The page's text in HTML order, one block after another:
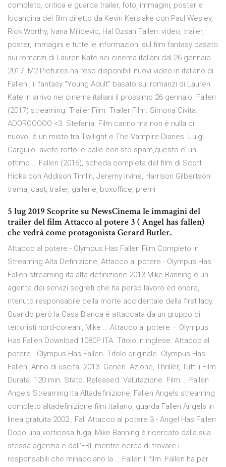
completo, critica e guarda trailer, foto, immagini, poster e
locandina del film diretto da Kevin Kerslake con Paul Wesley,
Rick Worthy, Ivana Milicevic, Hal Ozsan Fallen: video, trailer,
poster, immagini e tutte le informazioni sul film fantasy basato
sui romanzi di Lauren Kate nei cinema italiani dal 26 gennaio
2017. M2 Pictures ha reso disponibili nuovi video in italiano di
Fallen , il fantasy "Young Adult" basato sui romanzi di Lauren
Kate in arrivo nei cinema italiani il prossimo 26 gennaio. Fallen
(2017) streaming. Trailer Film. Trailer Film. Simona Civita.
ADOROOOOO <3. Stefania. Film carino ma non è nulla di
nuovo..è un misto tra Twilight e The Vampire Diaries. Luigi
Gargiulo. avete rotto le palle con sto spam,questo e’ un
ottimo … Fallen (2016), scheda completa del film di Scott
Hicks con Addison Timlin, Jeremy Irvine, Harrison Gilbertson:
trama, cast, trailer, gallerie, boxoffice, premi
5 lug 2019 Scoprite su NewsCinema le immagini del
trailer del film Attacco al potere 3 ( Angel has fallen)
che vedrà come protagonista Gerard Butler.
Attacco al potere - Olympus Has Fallen Film Completo in
Streaming Alta Definizione, Attacco al potere - Olympus Has
Fallen streaming ita alta definizione 2013 Mike Banning è un
agente dei servizi segreti che ha perso lavoro ed onore,
ritenuto responsabile della morte accidentale della first lady.
Quando però la Casa Bianca è attaccata da un gruppo di
terroristi nord-coreani, Mike … Attacco al potere – Olympus
Has Fallen Download 1080P ITA. Titolo in inglese. Attacco al
potere - Olympus Has Fallen. Titolo originale. Olympus Has
Fallen. Anno di uscita. 2013. Generi. Azione, Thriller, Tutti i Film.
Durata. 120 min. Stato. Released. Valutazione. Film … Fallen
Angels Streaming Ita Altadefinizione, Fallen Angels streaming
completo altadefinizione film italiano, guarda Fallen Angels in
linea gratuita 2002 , Fall Attacco al potere 3 - Angel Has Fallen
Dopo una vorticosa fuga, Mike Banning è ricercato dalla sua
stessa agenzia e dall'FBI, mentre cerca di trovare i
responsabili che minacciano la … Fallen Il film. Fallen ha per